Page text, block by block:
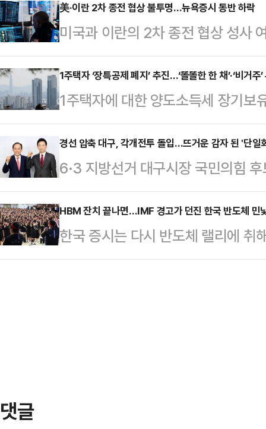
거를 앞두고 미국행에 오른 시점이
후퇴' 요구 목소리가 점차 커지는
전 국회에서 기자회견을 열고 "지
고민이 있었고 논란이 따를 것도 충
정권의 잇따른 외교 참사로 대한민
미를 결정했다"고 …
美·이란 2차 종전 협상 불투명…뉴욕증시 동반 하락
미국과 이란의 2차 종전 협상 성사
했다.CNN 방송에 따르면 뉴욕증
우존스지수는 20일(현지시간) 전
4만 9442.69에 마감했다. 대형주
(0.24%) 하락한 7109.16을 기록
64.09포인트(0.26%) 떨어진 2만
도널드 트럼프 미국 대통령은 이란
1주택자 ‘장특공제 폐지’ 추진…‘똘똘한 한 채’·‘비거주
1주택자에 대한 양도소득세 장기보
하는 방안이 정부와 여권을 중심으
울 핵심 지역의 ‘똘똘한 한 채’ 현상
자에게까지 세제 혜택을 부여하는
다.다만 1주택자에 대한 양도세 부
축을 초래할 수 있다는 우려도 동
“단기 차익 투기 수요와 무관”21일
에 대한 장특공제 등 세제…
경선 압축 대구, 각개전투 돌입…뜨거운 감자 된 '단일
6·3 지방선거 대구시장 국민의힘
결로 압축됐다. 컷오프(공천 배제)
거부 선언까지 겹치며 대구 선거
면, 국민의힘 공천관리위원회는 지
출자로 확정했다. 이에 따라 지역
HBM 잔치 끝나면…IMF 경고가 던진 한국 반도체 민
한국 증시는 다시 반도체 랠리에
역폭메모리(HBM) 슈퍼사이클 기
댓글